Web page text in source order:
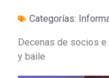
Categorías:
Decenas de socios
y baile